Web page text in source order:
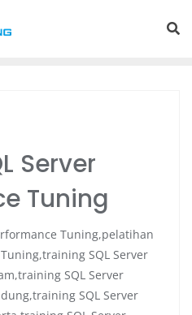
Server
Tuning